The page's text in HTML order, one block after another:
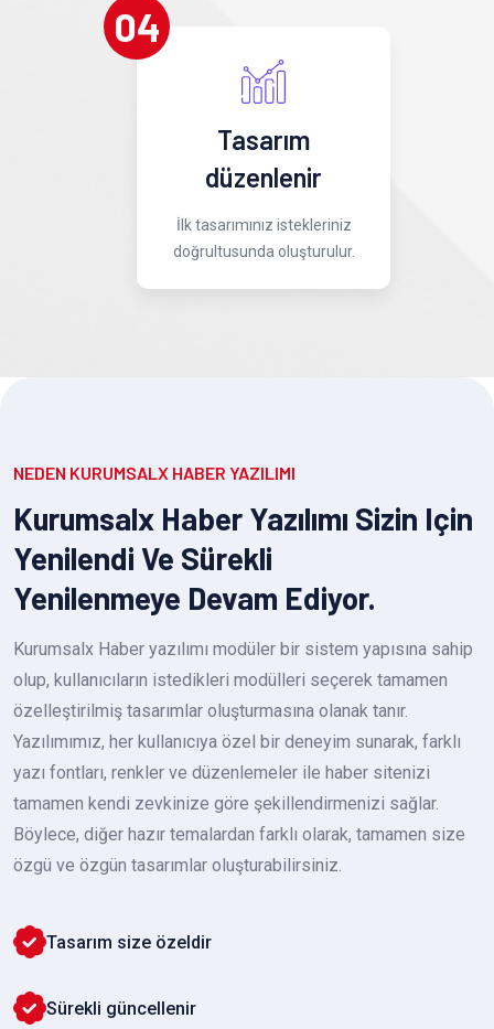
04
Tasarım
düzenlenir
İlk tasarımınız istekleriniz
doğrultusunda oluşturulur.
NEDEN KURUMSALX HABER YAZILIMI
Kurumsalx Haber Yazılımı Sizin Için
Yenilendi Ve Sürekli
Yenilenmeye Devam Ediyor.
Kurumsalx Haber yazılımı modüler bir sistem yapısına sahip
olup, kullanıcıların istedikleri modülleri seçerek tamamen
özelleştirilmiş tasarımlar oluşturmasına olanak tanır.
Yazılımımız, her kullanıcıya özel bir deneyim sunarak, farklı
yazı fontları, renkler ve düzenlemeler ile haber sitenizi
tamamen kendi zevkinize göre şekillendirmenizi sağlar.
Böylece, diğer hazır temalardan farklı olarak, tamamen size
özgü ve özgün tasarımlar oluşturabilirsiniz.
Tasarım size özeldir
Sürekli güncellenir